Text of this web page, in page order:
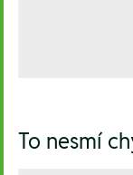
To nesmí